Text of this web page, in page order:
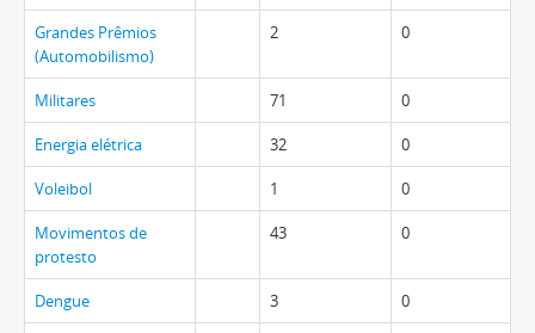
Grandes Prêmios
(Automobilismo)
2 0
Militares 71 0
Energia elétrica 32 0
Voleibol 1 0
Movimentos de
protesto
43 0
Dengue 3 0